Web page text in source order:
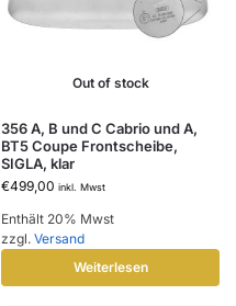
Out of stock
356 A, B und C Cabrio und A,
BT5 Coupe Frontscheibe,
SIGLA, klar
€499,00 inkl. Mwst
Enthält 20% Mwst
zzgl. Versand
Weiterlesen